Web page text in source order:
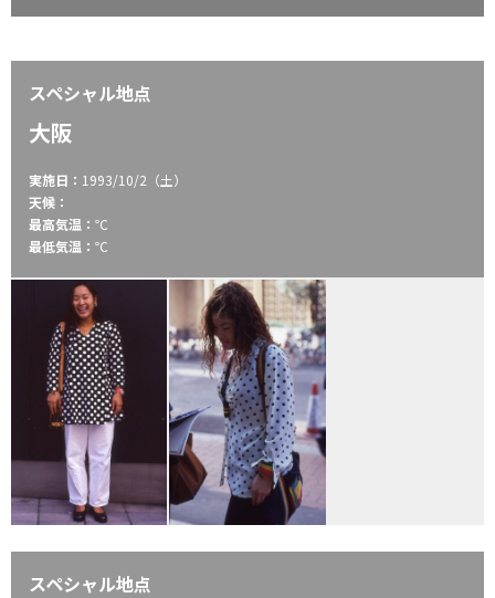
スペシャル地点
大阪
実施日： 1993/10/2（土）
天候：
最高気温： ℃
最低気温： ℃
スペシャル地点